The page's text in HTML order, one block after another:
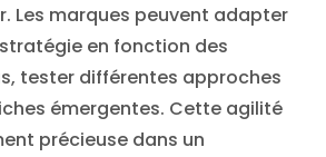
Les marques peuvent adapter
en fonction des
tester différentes approches
émergentes. Cette agilité
précieuse dans un